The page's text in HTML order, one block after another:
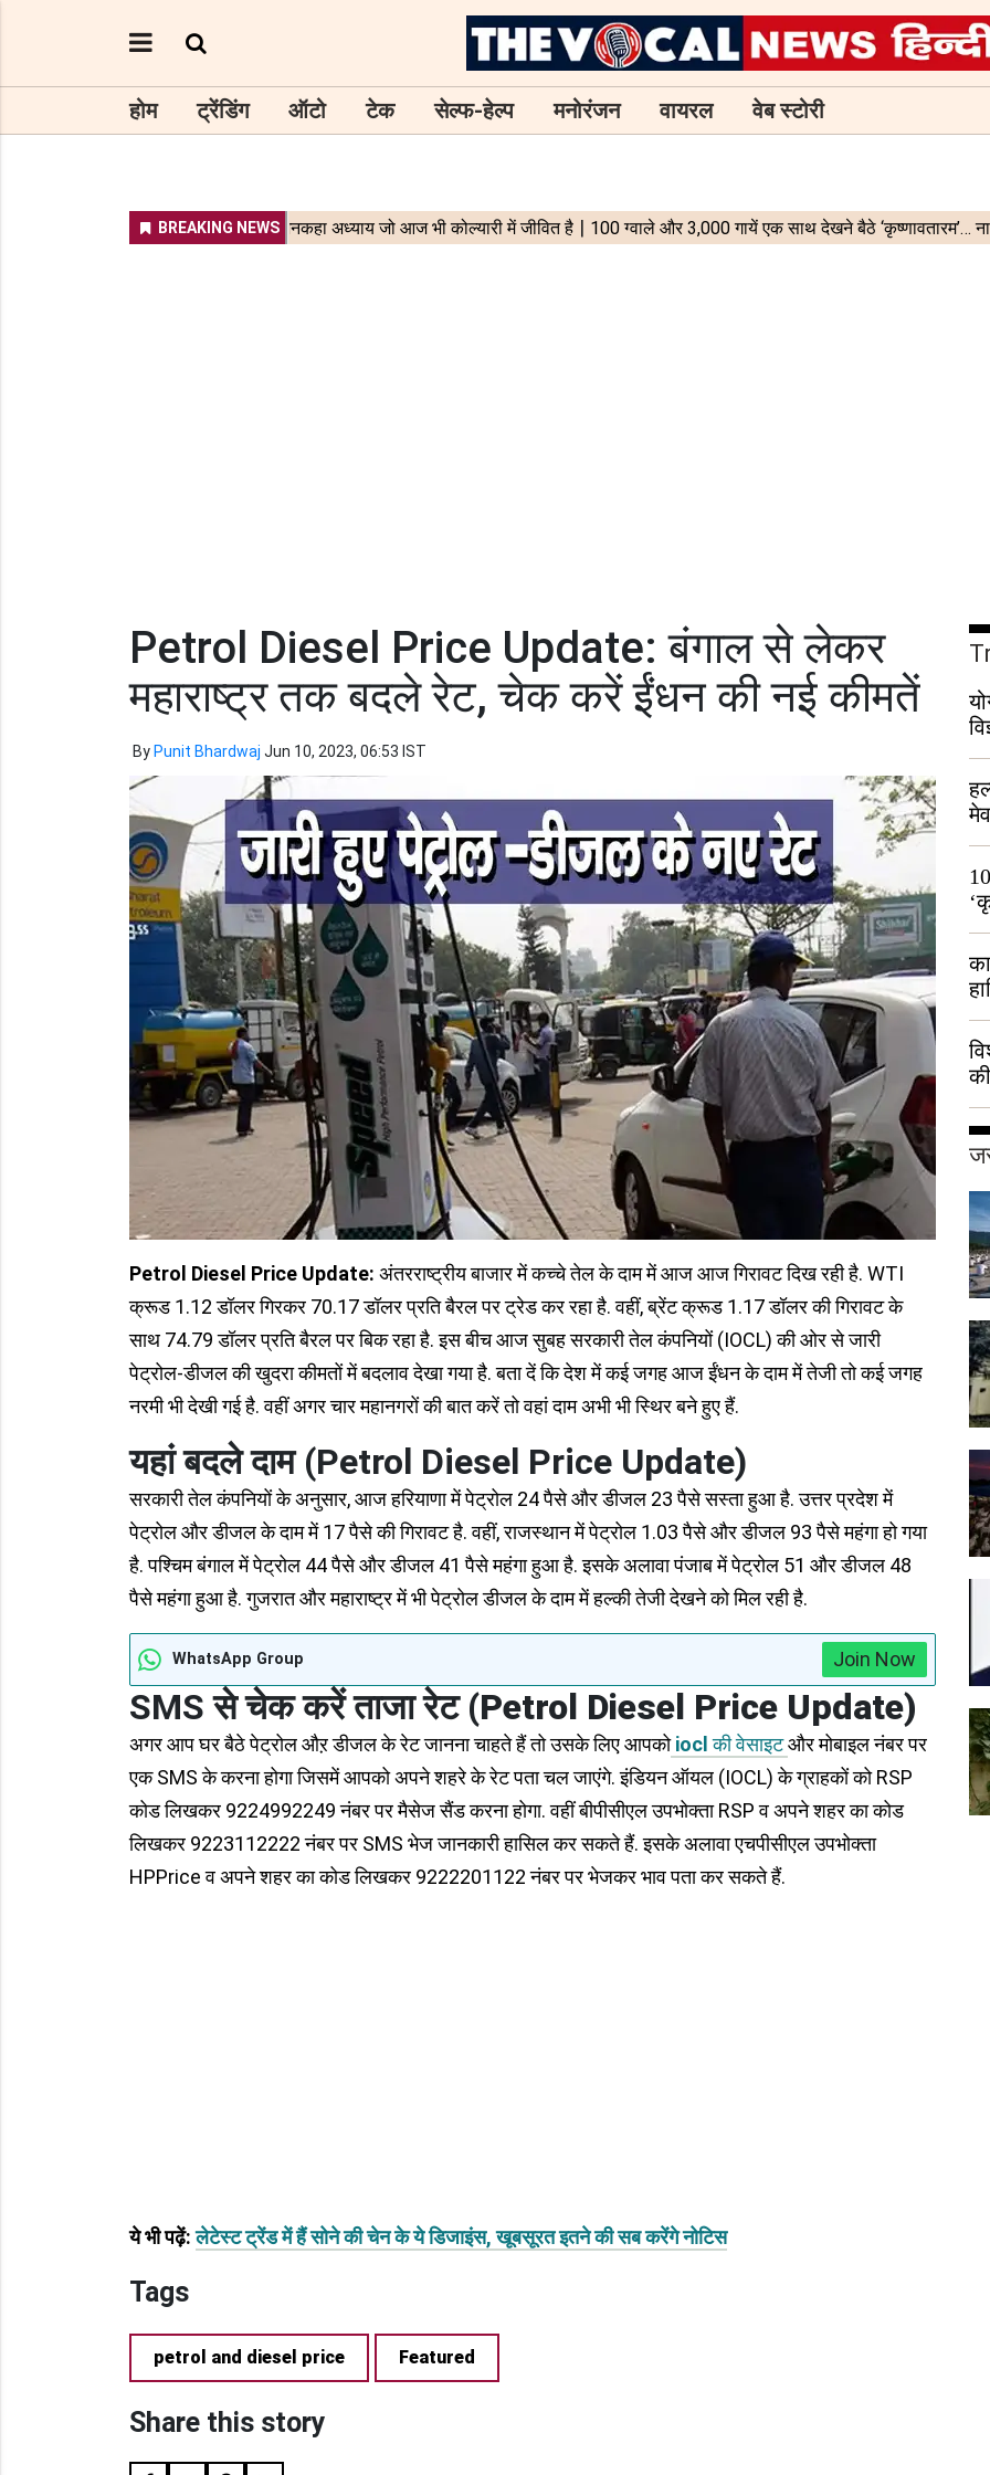
होम ट्रेंडिंग ऑटो टेक सेल्फ-हेल्प मनोरंजन वायरल वेब स्टोरी
Petrol Diesel Price Update: बंगाल से लेकर
महाराष्ट्र तक बदले रेट, चेक करें ईंधन की नई कीमतें
By Punit Bhardwaj Jun 10, 2023, 06:53 IST
Petrol Diesel Price Update: अंतरराष्ट्रीय बाजार में कच्चे तेल के दाम में आज आज गिरावट दिख रही है. WTI
क्रूड 1.12 डॉलर गिरकर 70.17 डॉलर प्रति बैरल पर ट्रेड कर रहा है. वहीं, ब्रेंट क्रूड 1.17 डॉलर की गिरावट के
साथ 74.79 डॉलर प्रति बैरल पर बिक रहा है. इस बीच आज सुबह सरकारी तेल कंपनियों (IOCL) की ओर से जारी
पेट्रोल-डीजल की खुदरा कीमतों में बदलाव देखा गया है. बता दें कि देश में कई जगह आज ईंधन के दाम में तेजी तो कई जगह
नरमी भी देखी गई है. वहीं अगर चार महानगरों की बात करें तो वहां दाम अभी भी स्थिर बने हुए हैं.
यहां बदले दाम (Petrol Diesel Price Update)
सरकारी तेल कंपनियों के अनुसार, आज हरियाणा में पेट्रोल 24 पैसे और डीजल 23 पैसे सस्ता हुआ है. उत्तर प्रदेश में
पेट्रोल और डीजल के दाम में 17 पैसे की गिरावट है. वहीं, राजस्थान में पेट्रोल 1.03 पैसे और डीजल 93 पैसे महंगा हो गया
है. पश्चिम बंगाल में पेट्रोल 44 पैसे और डीजल 41 पैसे महंगा हुआ है. इसके अलावा पंजाब में पेट्रोल 51 और डीजल 48
पैसे महंगा हुआ है. गुजरात और महाराष्ट्र में भी पेट्रोल डीजल के दाम में हल्की तेजी देखने को मिल रही है.
WhatsApp Group Join Now
SMS से चेक करें ताजारेट (Petrol Diesel Price Update)
अगर आप घर बैठे पेट्रोल औऱ डीजल के रेट जानना चाहते हैं तो उसके लिए आपको iocl की वेसाइटऔर मोबाइल नंबर पर
एक SMS के करना होगा जिसमें आपको अपने शहरे के रेट पता चल जाएंगे. इंडियन ऑयल (IOCL) के ग्राहकों को RSP
कोड लिखकर 9224992249 नंबर पर मैसेज सैंड करना होगा. वहीं बीपीसीएल उपभोक्ता RSP व अपने शहर का कोड
लिखकर 9223112222 नंबर पर SMS भेज जानकारी हासिल कर सकते हैं. इसके अलावा एचपीसीएल उपभोक्ता
HPPrice व अपने शहर का कोड लिखकर 9222201122 नंबर पर भेजकर भाव पता कर सकते हैं.
ये भी पढ़ें: लेटेस्ट ट्रेंड में हैं सोने की चेन के ये डिजाइंस, खूबसूरत इतने की सब करेंगे नोटिस
Tags
petrol and diesel price Featured
Share this story
हुई